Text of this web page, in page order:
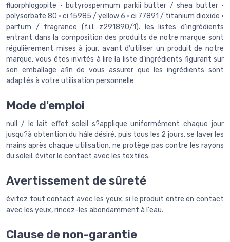
fluorphlogopite • butyrospermum parkii butter / shea butter •
polysorbate 80 • ci 15985 / yellow 6 • ci 77891 / titanium dioxide •
parfum / fragrance (f.i.l. z291890/1). les listes d’ingrédients
entrant dans la composition des produits de notre marque sont
régulièrement mises à jour. avant d’utiliser un produit de notre
marque, vous êtes invités à lire la liste d’ingrédients figurant sur
son emballage afin de vous assurer que les ingrédients sont
adaptés à votre utilisation personnelle
Mode d'emploi
null / le lait effet soleil s?applique uniformément chaque jour
jusqu?à obtention du hâle désiré, puis tous les 2 jours. se laver les
mains après chaque utilisation. ne protège pas contre les rayons
du soleil. éviter le contact avec les textiles.
Avertissement de sûreté
évitez tout contact avec les yeux. si le produit entre en contact
avec les yeux, rincez-les abondamment à l'eau.
Clause de non-garantie